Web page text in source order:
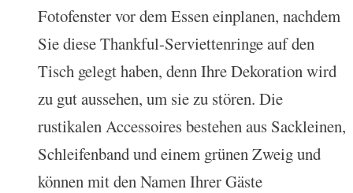
Fotofenster vor dem Essen einplanen, nachdem
Sie diese Thankful-Serviettenringe auf den
Tisch gelegt haben, denn Ihre Dekoration wird
zu gut aussehen, um sie zu stören. Die
rustikalen Accessoires bestehen aus Sackleinen,
Schleifenband und einem grünen Zweig und
können mit den Namen Ihrer Gäste